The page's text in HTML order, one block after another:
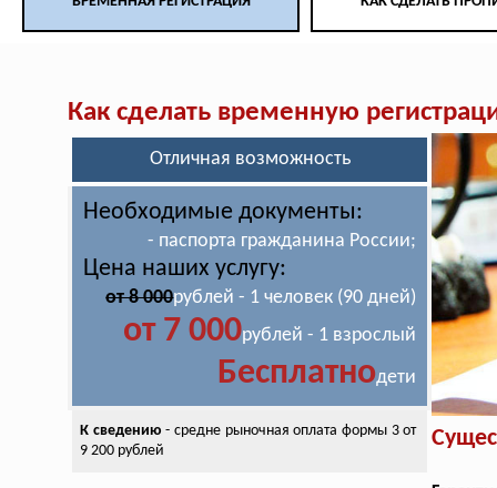
Как сделать временную
Отличная возможность
Необходимые документы:
- паспорта гражданина России;
Цена наших услугу:
от 8 000рублей - 1 человек (90 дней)
от 7 000рублей - 1 взрослый
Бесплатнодети
К сведению - средне рыночная оплатаформы 3 от
9 200 рублей